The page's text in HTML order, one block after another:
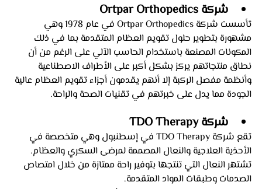
شركة Ortpar Orthopedics
تأسست شركة Ortpar Orthopedics في عام 1978 وهي
مشهورة بتطوير حلول تقويم العظام المتقدمة بما في ذلك
المكونات المصنعة باستخدام الحاسب الآلي على الرغم من أن
نطاق منتجاتهم يركز بشكل أكبر على الأطراف الاصطناعية
وأنظمة مفصل الركبة إلا أنهم يقدمون أجزاء تقويم العظام عالية
الجودة مما يدل على خبرتهم في تقنيات الصحة والراحة.
شركة TDO Therapy
تقع شركة TDO Therapy في إسطنبول وهي متخصصة في
الأحذية العلاجية والنعال المصممة لمرضى السكري والعظام.
تشتهر النعال التي تنتجها بتوفير راحة ممتازة من خلال امتصاص
الصدمات وطبقات المواد المتقدمة.